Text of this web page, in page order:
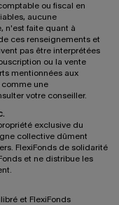
ou fiscal en
aucune
n'est faite quant à
ces renseignements et
pas être interprétées
ou la vente
mentionnées aux
comme une
votre conseiller.
exclusive du
collective dûment
FlexiFonds de solidarité
et ne distribue les
et FlexiFonds